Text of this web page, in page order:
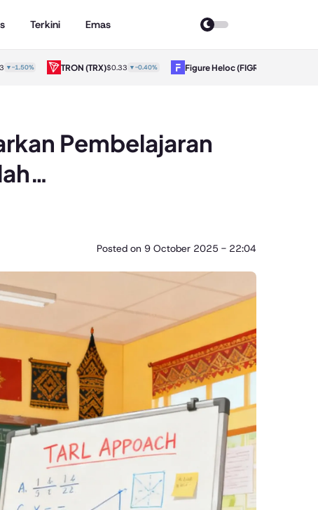
Terkini Emas
$0.33 ▼-0.40% Figure Heloc(FIGR_HELOC)$1.02▼-0.70%
Pembelajaran
Posted on 9 October 2025 - 22:04